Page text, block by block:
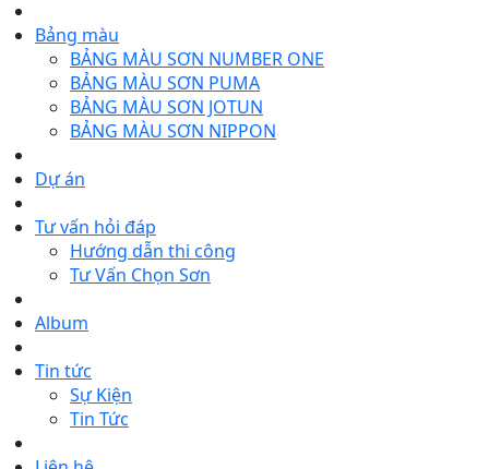
Bảng màu
BẢNG MÀU SƠN NUMBER ONE
BẢNG MÀU SƠN PUMA
BẢNG MÀU SƠN JOTUN
BẢNG MÀU SƠN NIPPON
Dự án
Tư vấn hỏi đáp
Hướng dẫn thi công
Tư Vấn Chọn Sơn
Album
Tin tức
Sự Kiện
Tin Tức